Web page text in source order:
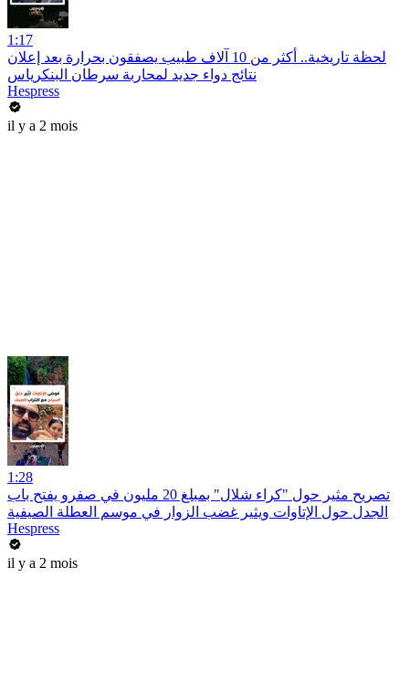
1:17
لحظة تاريخية.. أكثر من 10 آلاف طبيب يصفقون بحرارة بعد إعلان
نتائج دواء جديد لمحاربة سرطان البنكرياس
Hespress
il y a 2 mois
1:28
تصريح مثير حول "كراء شلال" بمبلغ 20 مليون في صفرو يفتح باب
الجدل حول الإتاوات ويثير غضب الزوار في موسم العطلة الصيفية
Hespress
il y a 2 mois